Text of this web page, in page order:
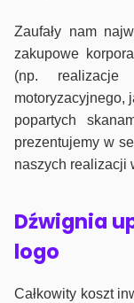
Zaufały nam
zakupowe
(np. realizacje
motoryzacyjnego,
popartych
prezentujemy w
naszych realizacji
Dźwignia
logo
Całkowity koszt